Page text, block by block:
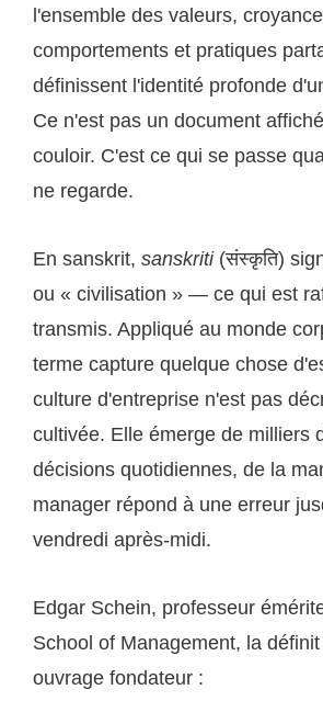
l'ensemble des valeurs,
comportements et pratiques
définissent l'identité profonde
Ce n'est pas un document
couloir. C'est ce qui se passe
ne regarde.
En sanskrit, sanskriti(संस्कृति)
ou « civilisation » — ce qui est
transmis. Appliqué au monde
terme capture quelque chose
culture d'entreprise n'est pas
cultivée. Elle émerge de milliers
décisions quotidiennes, de la
manager répond à une erreur
vendredi après-midi.
Edgar Schein, professeur
School of Management, la
ouvrage fondateur :